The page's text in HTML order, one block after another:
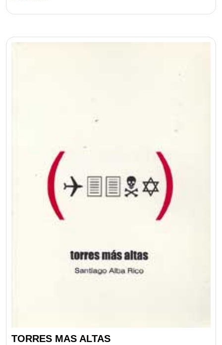
TORRES MAS ALTAS